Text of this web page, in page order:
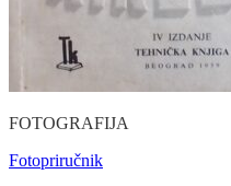
FOTOGRAFIJA
Fotopriručnik